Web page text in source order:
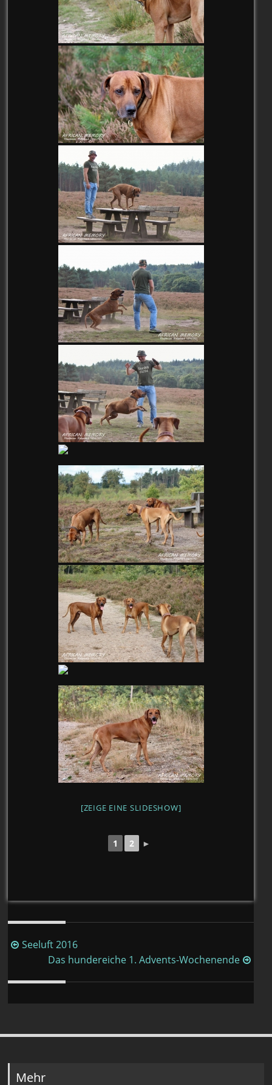
[ZEIGE EINE SLIDESHOW]
1 2 ►
Beitragsnavigation
Seeluft 2016
Das hundereiche 1. Advents-Wochenende
Mehr